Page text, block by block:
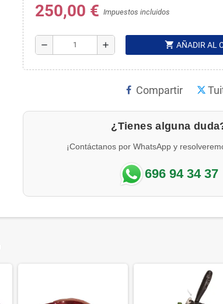
250,00 € Impuestos incluidos
remove add shopping_cart AÑADIR AL
Compartir
¿Tienes alguna
¡Contáctanos por WhatsApp y
696 94 34 37